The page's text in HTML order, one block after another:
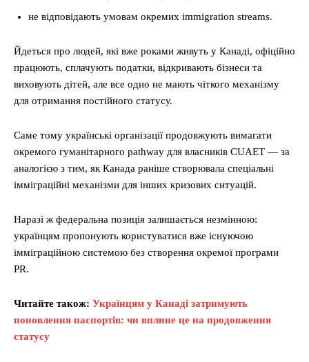
не відповідають умовам окремих immigration streams.
Йдеться про людей, які вже роками живуть у Канаді, офіційно
працюють, сплачують податки, відкривають бізнеси та
виховують дітей, але все одно не мають чіткого механізму
для отримання постійного статусу.
Саме тому українські організації продовжують вимагати
окремого гуманітарного pathway для власників CUAET — за
аналогією з тим, як Канада раніше створювала спеціальні
імміграційні механізми для інших кризових ситуацій.
Наразі ж федеральна позиція залишається незмінною:
українцям пропонують користуватися вже існуючою
імміграційною системою без створення окремої програми
PR.
Читайте також: Українцям у Канаді затримують
поновлення паспортів: чи вплине це на продовження
статусу